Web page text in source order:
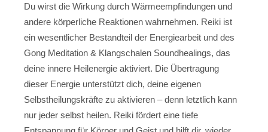
Du wirst die Wirkung durch Wärmeempfindungen und
andere körperliche Reaktionen wahrnehmen. Reiki ist
ein wesentlicher Bestandteil der Energiearbeit und des
Gong Meditation & Klangschalen Soundhealings, das
deine innere Heilenergie aktiviert. Die Übertragung
dieser Energie unterstützt dich, deine eigenen
Selbstheilungskräfte zu aktivieren – denn letztlich kann
nur jeder selbst heilen. Reiki fördert eine tiefe